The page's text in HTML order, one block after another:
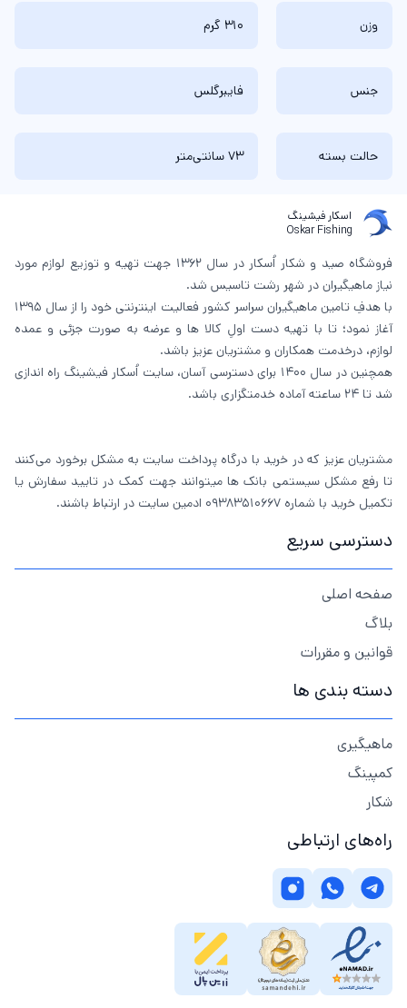
وزن 310 گرم
جنس فایبرگلس
حالت بسته 73 سانتی‌متر
اسکار فیشینگ
Oskar Fishing
فروشگاه صید و شکار اُسکار در سال 1362 جهت تهیه و توزیع لوازم مورد
نیاز ماهیگیران در شهر رشت تاسیس شد.
با هدفِ تامین ماهیگیران سراسر کشور فعالیت اینترنتی خود را از سال 1395
آغاز نمود؛ تا با تهیه دست اولِ کالا ها و عرضه به صورت جزئی و عمده
لوازم، درخدمت همکاران و مشتریان عزیز باشد.
همچنین در سال 1400 برای دسترسی آسان، سایت اُسکار فیشینگ راه اندازی
شد تا 24 ساعته آماده خدمتگزاری باشد.
مشتریان عزیز که در خرید با درگاه پرداخت سایت به مشکل برخورد می‌کنند
تا رفع مشکل سیستمی بانک ها میتوانند جهت کمک در تایید سفارش یا
تکمیل خرید با شماره 09383510667 ادمین سایت در ارتباط باشند.
دسترسی سریع
صفحه اصلی
بلاگ
قوانین و مقررات
دسته بندی ها
ماهیگیری
کمپینگ
شکار
راه‌های ارتباطی